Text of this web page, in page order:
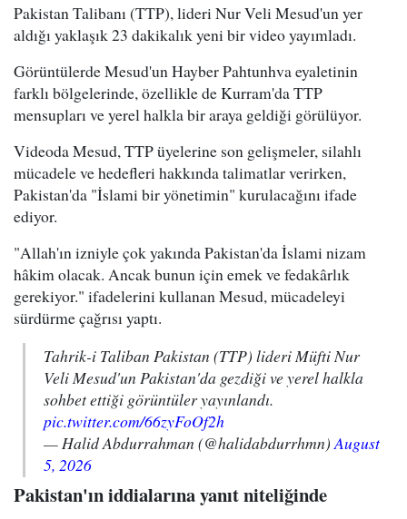
Pakistan Talibanı (TTP), lideri Nur Veli Mesud'un yer
aldığı yaklaşık 23 dakikalık yeni bir video yayımladı.
Görüntülerde Mesud'un Hayber Pahtunhva eyaletinin
farklı bölgelerinde, özellikle de Kurram'da TTP
mensupları ve yerel halkla bir araya geldiği görülüyor.
Videoda Mesud, TTP üyelerine son gelişmeler, silahlı
mücadele ve hedefleri hakkında talimatlar verirken,
Pakistan'da "İslami bir yönetimin" kurulacağını ifade
ediyor.
"Allah'ın izniyle çok yakında Pakistan'da İslami nizam
hâkim olacak. Ancak bunun için emek ve fedakârlık
gerekiyor." ifadelerini kullanan Mesud, mücadeleyi
sürdürme çağrısı yaptı.
Tahrik-i Taliban Pakistan (TTP) lideri Müfti Nur
Veli Mesud'un Pakistan'da gezdiği ve yerel halkla
sohbet ettiği görüntüler yayınlandı.
pic.twitter.com/66zyFoOf2h
— Halid Abdurrahman (@halidabdurrhmn) August
5, 2026
Pakistan'ın iddialarına yanıt niteliğinde